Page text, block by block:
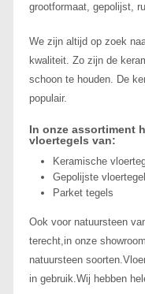
grootformaat, gepolijst,
We zijn altijd op zoek
kwaliteit. Zo zijn de
schoon te houden. De
populair.
In onze assortiment
vloertegels van:
Keramische
Gepolijste
Parket tegels
Ook voor natuursteen
terecht,in onze
natuursteen
in gebruik.Wij hebben